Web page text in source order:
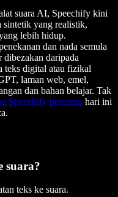
suara AI, Speechify kini
sintetik yang realistik,
lebih hidup.
dan nada semula
daripada
teks digital atau fizikal
laman web, emel,
dan bahan belajar. Tak
Speechify percuma hari ini
suara?
teks ke suara.